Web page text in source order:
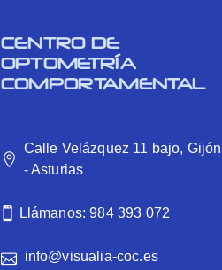
CENTRO DE
OPTOMETRÍA
COMPORTAMENTAL
Calle Velázquez 11 bajo, Gijón
- Asturias
Llámanos: 984 393 072
info@visualia-coc.es